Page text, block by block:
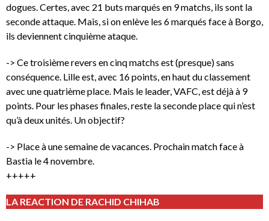
dogues. Certes, avec 21 buts marqués en 9 matchs, ils sont la
seconde attaque. Mais, si on enlève les 6 marqués face à Borgo,
ils deviennent cinquième ataque.
-> Ce troisième revers en cinq matchs est (presque) sans
conséquence. Lille est, avec 16 points, en haut du classement
avec une quatrième place. Mais le leader, VAFC, est déjà à 9
points. Pour les phases finales, reste la seconde place qui n’est
qu’à deux unités. Un objectif?
-> Place à une semaine de vacances. Prochain match face à
Bastia le 4 novembre.
+++++
LA REACTION DE RACHID CHIHAB